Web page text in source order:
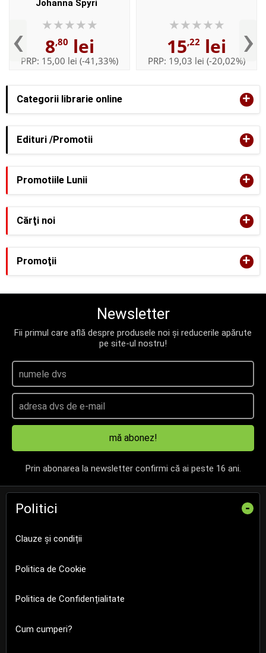
Categorii librarie online +
Edituri /Promotii +
‹
Johanna Spyri
8,80 lei
PRP: 15,00 lei (-41,33%)
15,22 lei
PRP: 19,03 lei (-20,02%)›
Promotiile Lunii +
Cărţi noi +
Promoţii +
Newsletter
Fii primul care află despre produsele noi și reducerile apărute
pe site-ul nostru!
mă abonez!
Prin abonarea la newsletter confirmi că ai peste 16 ani.
Politici -
Clauze și condiții
Politica de Cookie
Politica de Confidențialitate
Cum cumperi?